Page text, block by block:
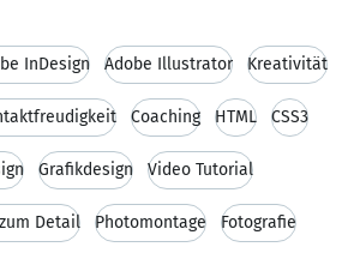
InDesign Adobe Illustrator Kreativität
Coaching HTML CSS3
Grafikdesign Video Tutorial
Detail Photomontage Fotografie